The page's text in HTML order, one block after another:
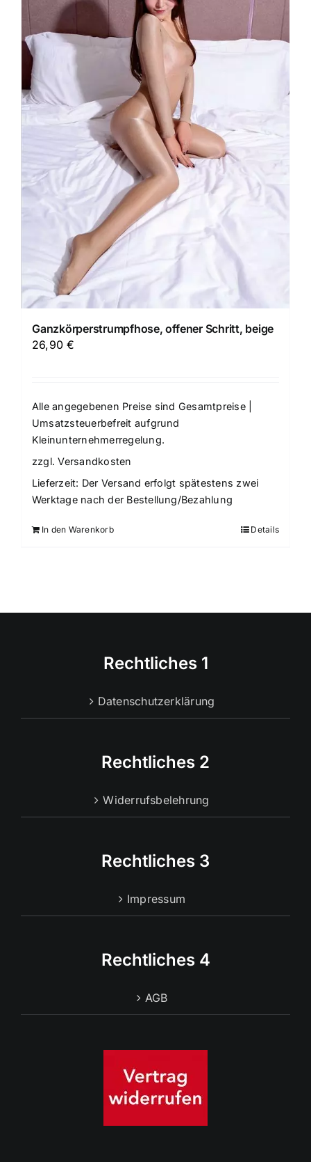
Ganzkörperstrumpfhose, offener Schritt, beige
26,90€
Alle angegebenen Preise sind Gesamtpreise |
Umsatzsteuerbefreit aufgrund
Kleinunternehmerregelung.
zzgl.Versandkosten
Lieferzeit: Der Versand erfolgt spätestens zwei
Werktage nach der Bestellung/Bezahlung
In den Warenkorb Details
Rechtliches 1
Datenschutzerklärung
Rechtliches 2
Widerrufsbelehrung
Rechtliches 3
Impressum
Rechtliches 4
AGB